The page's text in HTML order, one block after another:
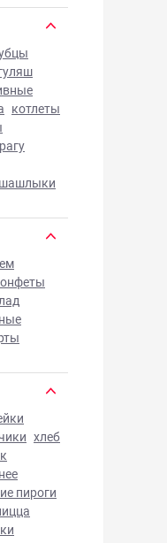
котлеты
рагу
шашлыки
хлеб
пироги